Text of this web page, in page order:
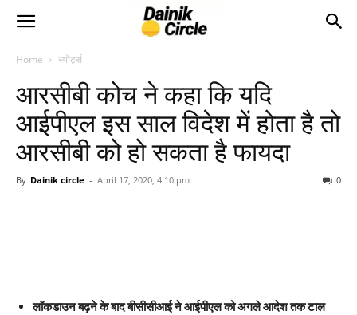
Home स्पोर्ट्स
आरसीबी कोच ने कहा कि यदि
आईपीएल इस साल विदेश में होता है तो
आरसीबी को हो सकता है फायदा
By Dainik circle - April 17, 2020, 4:10 pm 0
लॉकडाउन बढ़ने के बाद बीसीसीआई ने आईपीएल को अगले आदेश तक टाल